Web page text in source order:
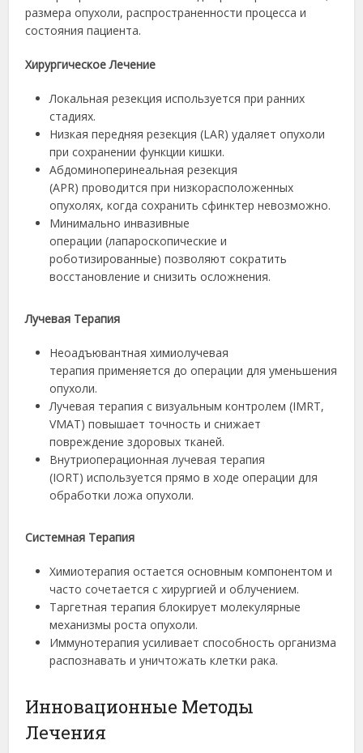
размера опухоли, распространенности процесса и
состояния пациента.
Хирургическое Лечение
Локальная резекция используется при ранних
стадиях.
Низкая передняя резекция (LAR) удаляет опухоли
при сохранении функции кишки.
Абдоминоперинеальная резекция
(APR) проводится при низкорасположенных
опухолях, когда сохранить сфинктер невозможно.
Минимально инвазивные
операции (лапароскопические и
роботизированные) позволяют сократить
восстановление и снизить осложнения.
Лучевая Терапия
Неоадъювантная химиолучевая
терапия применяется до операции для уменьшения
опухоли.
Лучевая терапия с визуальным контролем (IMRT,
VMAT) повышает точность и снижает
повреждение здоровых тканей.
Внутриоперационная лучевая терапия
(IORT) используется прямо в ходе операции для
обработки ложа опухоли.
Системная Терапия
Химиотерапия остается основным компонентом и
часто сочетается с хирургией и облучением.
Таргетная терапия блокирует молекулярные
механизмы роста опухоли.
Иммунотерапия усиливает способность организма
распознавать и уничтожать клетки рака.
Инновационные Методы
Лечения